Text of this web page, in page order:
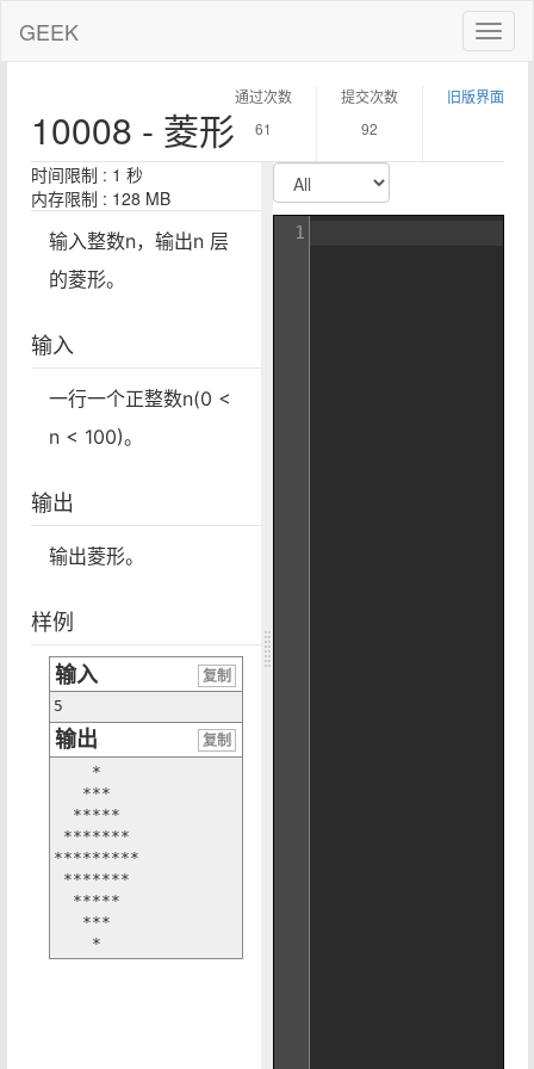
GEEK
10008 - 菱形
通过次数
61
提交次数
92
旧版界面
时间限制 : 1 秒
内存限制 : 128 MB
输入整数n，输出n 层
的菱形。
输入
一行一个正整数n(0 <
n < 100)。
输出
输出菱形。
样例
输入
复制
5
输出
复制
    *
   ***
  *****
*******
*********
*******
  *****
   ***
    *
1